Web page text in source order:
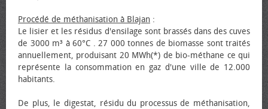
Procédé de méthanisation à Blajan :
Le lisier et les résidus d'ensilage sont brassés dans des cuves
de 3000 m³ à 60°C . 27 000 tonnes de biomasse sont traités
annuellement, produisant 20 MWh(*) de bio-méthane ce qui
représente la consommation en gaz d'une ville de 12.000
habitants.
De plus, le digestat, résidu du processus de méthanisation,